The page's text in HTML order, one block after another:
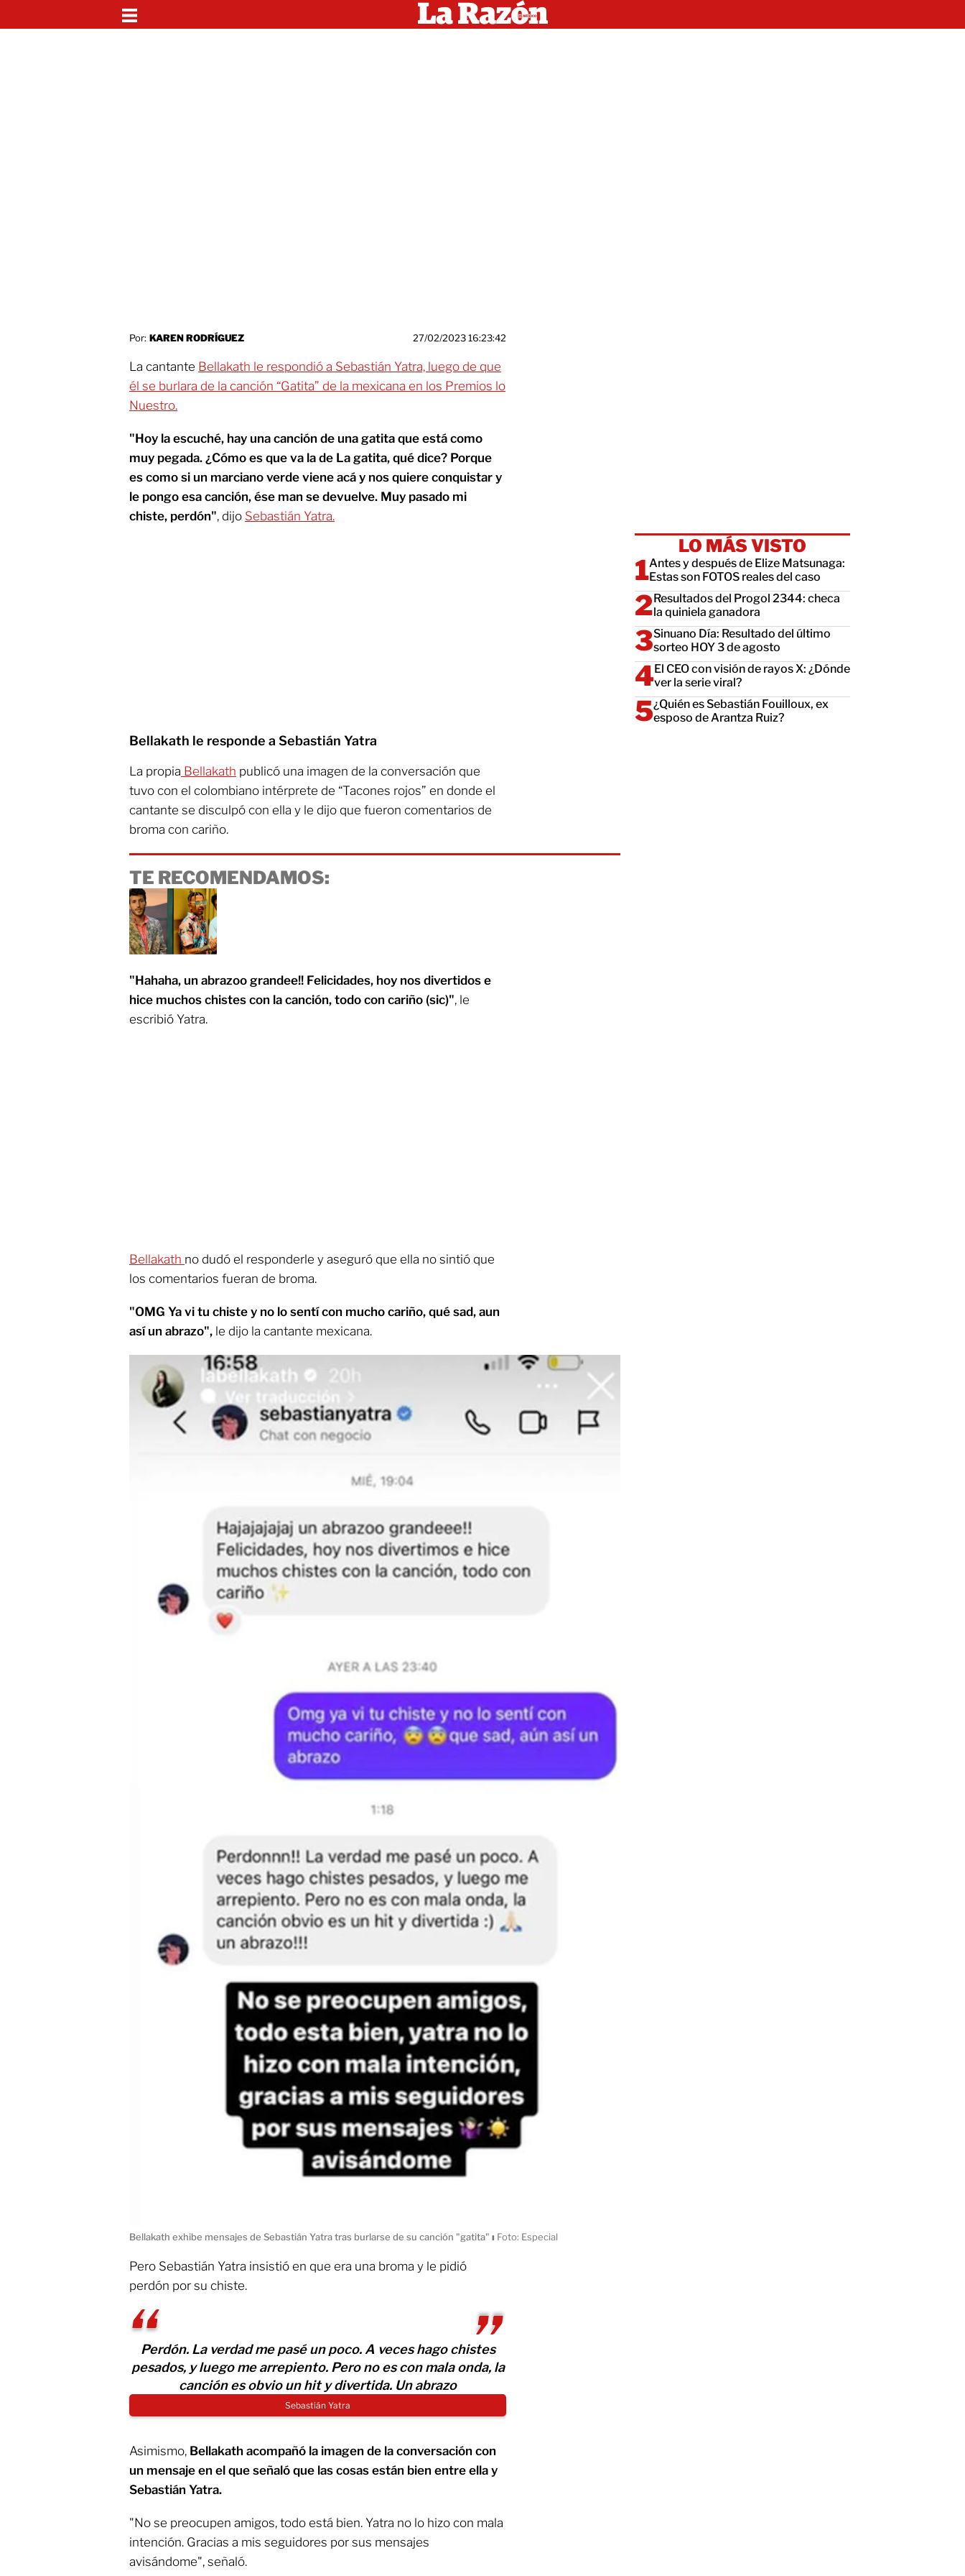
Por: KAREN RODRÍGUEZ 27/02/2023 16:23:42
La cantante Bellakath le respondió a Sebastián Yatra, luego de que
él se burlara de la canción “Gatita” de la mexicana en los Premios lo
Nuestro.
"Hoy la escuché, hay una canción de una gatita que está como
muy pegada. ¿Cómo es que va la de La gatita, qué dice? Porque
es como si un marciano verde viene acá y nos quiere conquistar y
le pongo esa canción, ése man se devuelve. Muy pasado mi
chiste, perdón", dijo Sebastián Yatra.
Bellakath le responde a Sebastián Yatra
La propia Bellakath publicó una imagen de la conversación que
tuvo con el colombiano intérprete de “Tacones rojos” en donde el
cantante se disculpó con ella y le dijo que fueron comentarios de
broma con cariño.
TE RECOMENDAMOS:
"Hahaha, un abrazoo grandee!! Felicidades, hoy nos divertidos e
hice muchos chistes con la canción, todo con cariño (sic)", le
escribió Yatra.
Bellakath no dudó el responderle y aseguró que ella no sintió que
los comentarios fueran de broma.
"OMG Ya vi tu chiste y no lo sentí con mucho cariño, qué sad, aun
así un abrazo", le dijo la cantante mexicana.
Bellakath exhibe mensajes de Sebastián Yatra tras burlarse de su canción "gatita" ı Foto: Especial
Pero Sebastián Yatra insistió en que era una broma y le pidió
perdón por su chiste.
Perdón. La verdad me pasé un poco. A veces hago chistes
pesados, y luego me arrepiento. Pero no es con mala onda, la
canción es obvio un hit y divertida. Un abrazo
Sebastián Yatra
Asimismo, Bellakath acompañó la imagen de la conversación con
un mensaje en el que señaló que las cosas están bien entre ella y
Sebastián Yatra.
"No se preocupen amigos, todo está bien. Yatra no lo hizo con mala
intención. Gracias a mis seguidores por sus mensajes
avisándome", señaló.
LO MÁS VISTO
Antes y después de Elize Matsunaga:
Estas son FOTOS reales del caso
Resultados del Progol 2344: checa
la quiniela ganadora
Sinuano Día: Resultado del último
sorteo HOY 3 de agosto
El CEO con visión de rayos X: ¿Dónde
ver la serie viral?
¿Quién es Sebastián Fouilloux, ex
esposo de Arantza Ruiz?